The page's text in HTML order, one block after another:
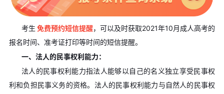
考生 免费预约短信提醒，可以及时获取2021年10月成人高考的
报名时间、准考证打印等时间的短信提醒。
一、法人的民事权利能力：
法人的民事权利能力指法人能够以自己的名义独立享受民事权
利和负担民事义务的资格。法人的民事权利能力与自然人的民事权